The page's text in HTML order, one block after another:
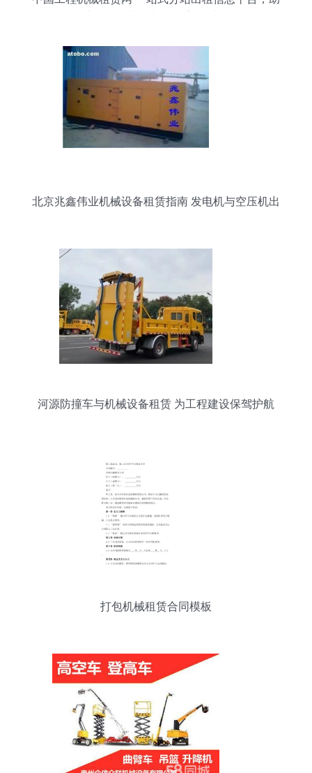
北京兆鑫伟业机械设备租赁指南 发电机与空压机出
河源防撞车与机械设备租赁 为工程建设保驾护航
打包机械租赁合同模板